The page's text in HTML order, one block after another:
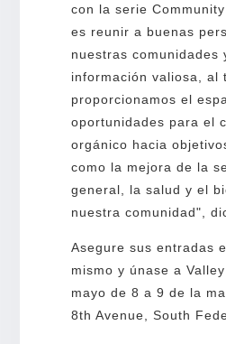
con la serie
es reunir a buenas
nuestras comunidades
información valiosa, al
proporcionamos el
oportunidades para el
orgánico hacia
como la mejora de la
general, la salud y el
nuestra comunidad",
Asegure sus entradas
mismo y únase a
mayo de 8 a 9 de la
8th Avenue, South